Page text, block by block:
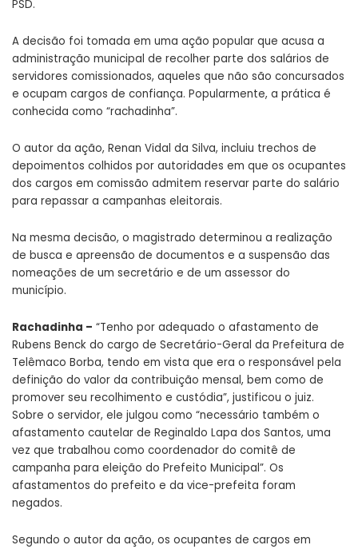
PSD.
A decisão foi tomada em uma ação popular que acusa a
administração municipal de recolher parte dos salários de
servidores comissionados, aqueles que não são concursados
e ocupam cargos de confiança. Popularmente, a prática é
conhecida como “rachadinha”.
O autor da ação, Renan Vidal da Silva, incluiu trechos de
depoimentos colhidos por autoridades em que os ocupantes
dos cargos em comissão admitem reservar parte do salário
para repassar a campanhas eleitorais.
Na mesma decisão, o magistrado determinou a realização
de busca e apreensão de documentos e a suspensão das
nomeações de um secretário e de um assessor do
município.
Rachadinha – “Tenho por adequado o afastamento de
Rubens Benck do cargo de Secretário-Geral da Prefeitura de
Telêmaco Borba, tendo em vista que era o responsável pela
definição do valor da contribuição mensal, bem como de
promover seu recolhimento e custódia”, justificou o juiz.
Sobre o servidor, ele julgou como “necessário também o
afastamento cautelar de Reginaldo Lapa dos Santos, uma
vez que trabalhou como coordenador do comitê de
campanha para eleição do Prefeito Municipal”. Os
afastamentos do prefeito e da vice-prefeita foram
negados.
Segundo o autor da ação, os ocupantes de cargos em